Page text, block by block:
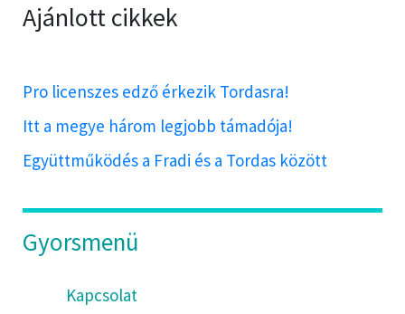
Ajánlott cikkek
Pro licenszes edző érkezik Tordasra!
Itt a megye három legjobb támadója!
Együttműködés a Fradi és a Tordas között
Gyorsmenü
Kapcsolat